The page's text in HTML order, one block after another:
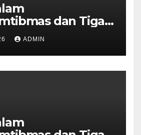
dan Tiga
Ungaran
Warga
Ronda
ADMIN